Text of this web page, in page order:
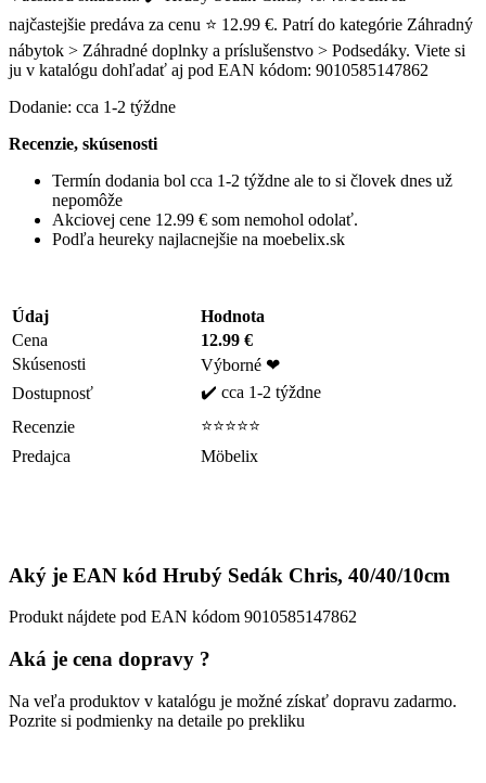
najčastejšie predáva za cenu ⭐ 12.99 €. Patrí do kategórie Záhradný
nábytok > Záhradné doplnky a príslušenstvo > Podsedáky. Viete si
ju v katalógu dohľadať aj pod EAN kódom: 9010585147862
Dodanie: cca 1-2 týždne
Recenzie, skúsenosti
Termín dodania bol cca 1-2 týždne ale to si človek dnes už
nepomôže
Akciovej cene 12.99 € som nemohol odolať.
Podľa heureky najlacnejšie na moebelix.sk
Údaj
Hodnota
Cena
12.99 €
Skúsenosti
Výborné ❤
Dostupnosť
✔️ cca 1-2 týždne
Recenzie
⭐⭐⭐⭐⭐
Predajca
Möbelix
Aký je EAN kód Hrubý Sedák Chris, 40/40/10cm
Produkt nájdete pod EAN kódom 9010585147862
Aká je cena dopravy ?
Na veľa produktov v katalógu je možné získať dopravu zadarmo.
Pozrite si podmienky na detaile po prekliku